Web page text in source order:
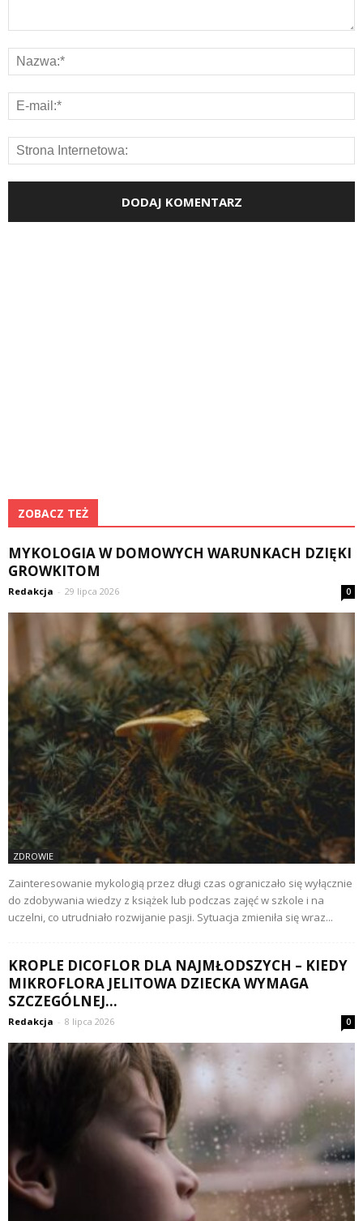
ZOBACZ TEŻ
MYKOLOGIA W DOMOWYCH WARUNKACH DZIĘKI
GROWKITOM
Redakcja - 29 lipca 2026 0
ZDROWIE
Zainteresowanie mykologią przez długi czas ograniczało się wyłącznie
do zdobywania wiedzy z książek lub podczas zajęć w szkole i na
uczelni, co utrudniało rozwijanie pasji. Sytuacja zmieniła się wraz...
KROPLE DICOFLOR DLA NAJMŁODSZYCH – KIEDY
MIKROFLORA JELITOWA DZIECKA WYMAGA
SZCZEGÓLNEJ...
Redakcja - 8 lipca 2026 0